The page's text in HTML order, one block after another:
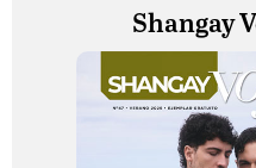
Shangay